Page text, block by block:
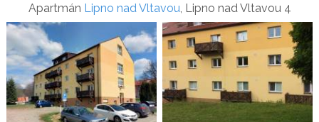
Apartmán Lipno nad Vltavou, Lipno nad Vltavou 4